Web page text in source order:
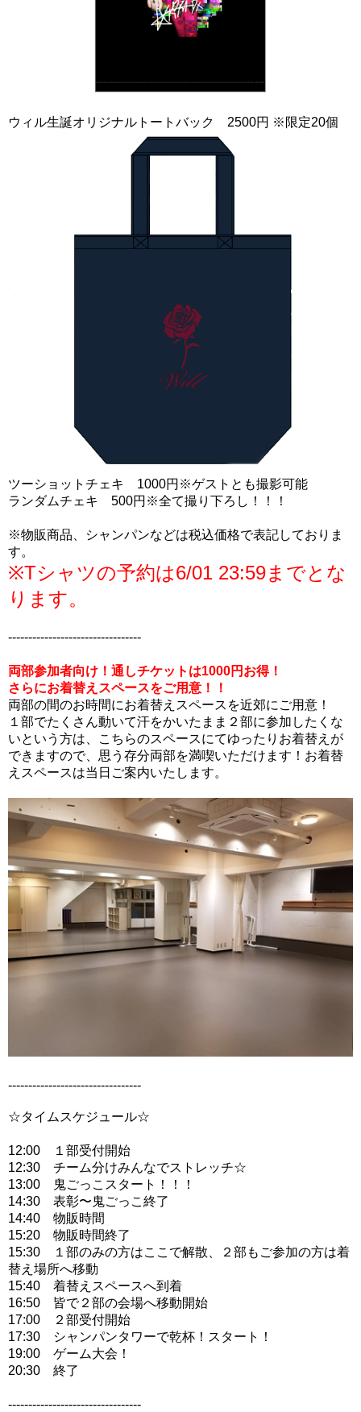
ウィル生誕オリジナルトートバック 2500円 ※限定20個
ツーショットチェキ 1000円※ゲストとも撮影可能
ランダムチェキ 500円※全て撮り下ろし！！！
※物販商品、シャンパンなどは税込価格で表記しておりま
す。
※Tシャツの予約は6/01 23:59までとな
ります。
---------------------------------
両部参加者向け！通しチケットは1000円お得！
さらにお着替えスペースをご用意！！
両部の間のお時間にお着替えスペースを近郊にご用意！
１部でたくさん動いて汗をかいたまま２部に参加したくな
いという方は、こちらのスペースにてゆったりお着替えが
できますので、思う存分両部を満喫いただけます！お着替
えスペースは当日ご案内いたします。
---------------------------------
☆タイムスケジュール☆
12:00 １部受付開始
12:30 チーム分けみんなでストレッチ☆
13:00 鬼ごっこスタート！！！
14:30 表彰〜鬼ごっこ終了
14:40 物販時間
15:20 物販時間終了
15:30 １部のみの方はここで解散、２部もご参加の方は着
替え場所へ移動
15:40 着替えスペースへ到着
16:50 皆で２部の会場へ移動開始
17:00 ２部受付開始
17:30 シャンパンタワーで乾杯！スタート！
19:00 ゲーム大会！
20:30 終了
---------------------------------